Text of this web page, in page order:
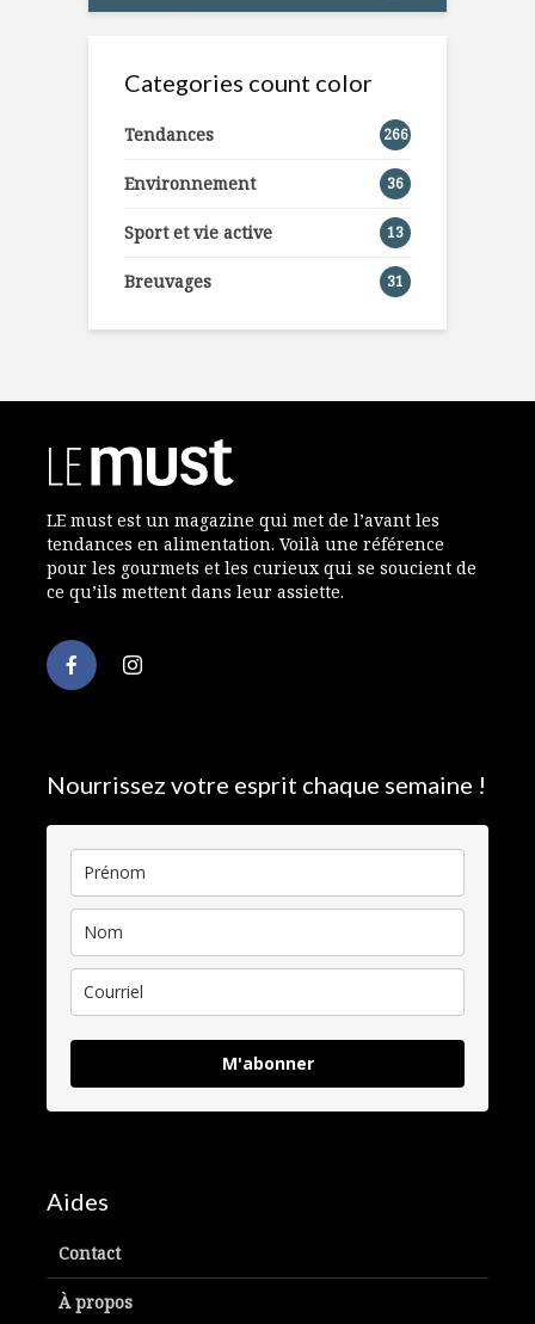
Categories count color
Tendances 266
Environnement 36
Sport et vie active 13
Breuvages 31
LE must est un magazine qui met de l’avant les
tendances en alimentation. Voilà une référence
pour les gourmets et les curieux qui se soucient de
ce qu’ils mettent dans leur assiette.
Nourrissez votre esprit chaque semaine !
M'abonner
Aides
Contact
À propos